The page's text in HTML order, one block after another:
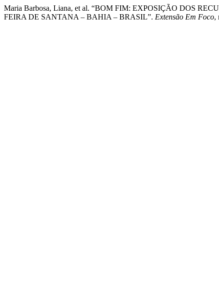
Maria Barbosa, Liana, et al. “BOM FIM: EXPOSIÇÃO DOS
FEIRA DE SANTANA – BAHIA – BRASIL”. Extensão Em Foco,